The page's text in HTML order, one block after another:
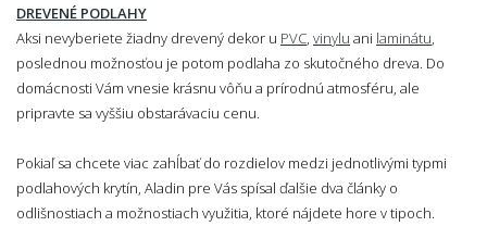
DREVENÉ PODLAHY
Aksi nevyberiete žiadny drevený dekor u PVC vinylu ani laminátu
poslednou možnosťou je potom podlaha zo skutočného dreva. Do
domácnosti Vám vnesie krásnu vôňu a prírodnú atmosféru, ale
pripravte sa vyššiu obstarávaciu cenu.
Pokiaľ sa chcete viac zahĺbať do rozdielov medzi jednotlivými typmi
podlahových krytín, Aladin pre Vás spísal ďalšie dva články o
odlišnostiach a možnostiach využitia, ktoré nájdete hore v tipoch.